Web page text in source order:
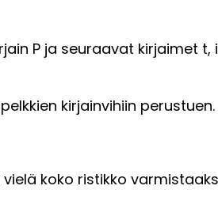
P ja seuraavat kirjaimet
kirjainvihiin
vielä koko ristikko